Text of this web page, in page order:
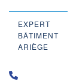
EXPERT
BÂTIMENT
ARIÈGE